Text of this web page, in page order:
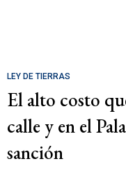
LEY DE TIERRAS
El alto costo
calle y en el
sanción